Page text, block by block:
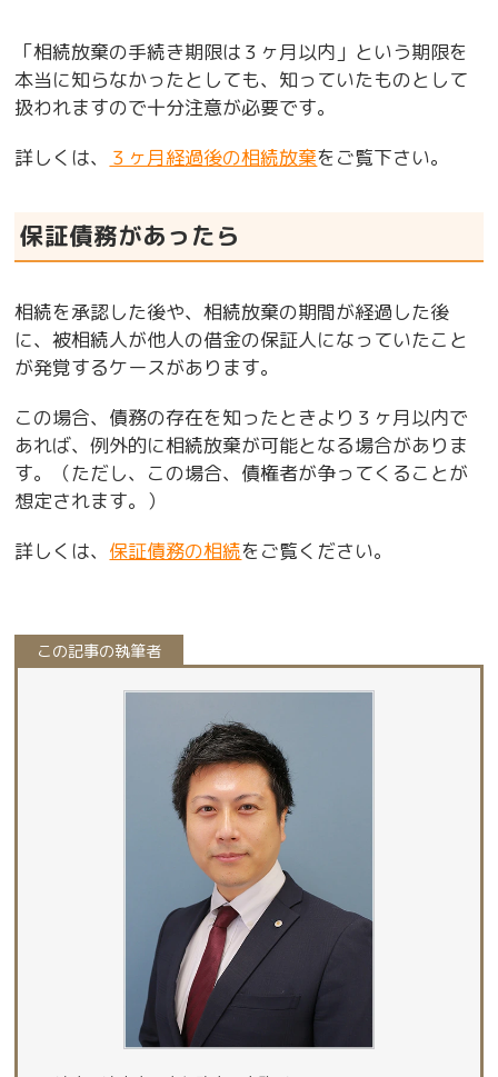
「相続放棄の手続き期限は３ヶ月以内」という期限を
本当に知らなかったとしても、知っていたものとして
扱われますので十分注意が必要です。
詳しくは、
３ヶ月経過後の相続放棄をご覧下さい。
保証債務があったら
相続を承認した後や、相続放棄の期間が経過した後
に、被相続人が他人の借金の保証人になっていたこと
が発覚するケースがあります。
この場合、債務の存在を知ったときより３ヶ月以内で
あれば、例外的に相続放棄が可能となる場合がありま
す。（ただし、この場合、債権者が争ってくることが
想定されます。）
詳しくは、 保証債務の相続をご覧ください。
この記事の執筆者